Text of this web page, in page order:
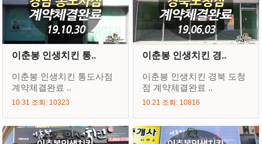
이춘봉 인생치킨 통..
이춘봉 인생치킨 통도사점
계약체결완료 ..
10.31 조회: 10323
이춘봉 인생치킨 경..
이춘봉 인생치킨 경북 도청
점 계약체결완료 ..
10.21 조회: 10816